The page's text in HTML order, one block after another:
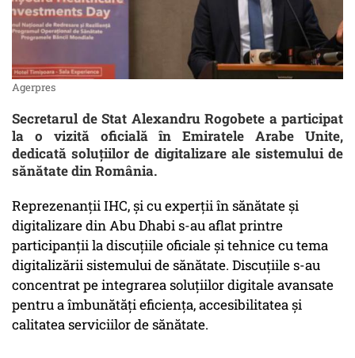
Agerpres
Secretarul de Stat Alexandru Rogobete a participat
la o vizită oficială în Emiratele Arabe Unite,
dedicată soluțiilor de digitalizare ale sistemului de
sănătate din România.
Reprezenanții IHC, și cu experții în sănătate și
digitalizare din Abu Dhabi s-au aflat printre
participanții la discuțiile oficiale și tehnice cu tema
digitalizării sistemului de sănătate. Discuțiile s-au
concentrat pe integrarea soluțiilor digitale avansate
pentru a îmbunătăți eficiența, accesibilitatea și
calitatea serviciilor de sănătate.